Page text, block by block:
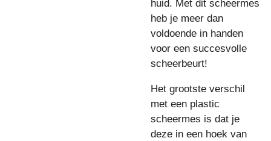
huid. Met dit scheermes
heb je meer dan
voldoende in handen
voor een succesvolle
scheerbeurt!
Het grootste verschil
met een plastic
scheermes is dat je
deze in een hoek van